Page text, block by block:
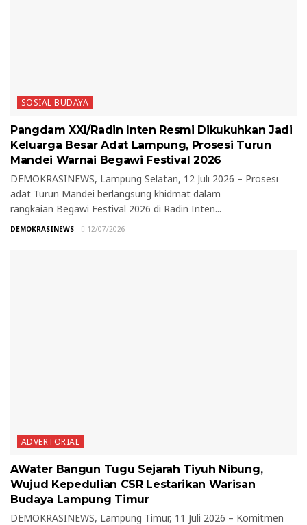
SOSIAL BUDAYA
Pangdam XXI/Radin Inten Resmi Dikukuhkan Jadi
Keluarga Besar Adat Lampung, Prosesi Turun
Mandei Warnai Begawi Festival 2026
DEMOKRASINEWS, Lampung Selatan, 12 Juli 2026 – Prosesi
adat Turun Mandei berlangsung khidmat dalam
rangkaian Begawi Festival 2026 di Radin Inten...
DEMOKRASINEWS 12/07/2026
ADVERTORIAL
AWater Bangun Tugu Sejarah Tiyuh Nibung,
Wujud Kepedulian CSR Lestarikan Warisan
Budaya Lampung Timur
DEMOKRASINEWS, Lampung Timur, 11 Juli 2026 – Komitmen